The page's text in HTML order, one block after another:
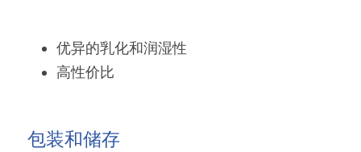
优异的乳化和润湿性
高性价比
包装和储存